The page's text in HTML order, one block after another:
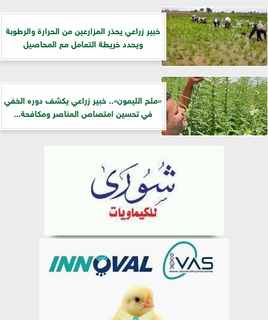
خبير زراعي يحذر المزارعين من الحرارة والرطوبة
ويحدد خريطة التعامل مع المحاصيل
«ملح الليمون».. خبير زراعي يكشف دوره الخفي
في تحسين امتصاص العناصر ومكافحة...